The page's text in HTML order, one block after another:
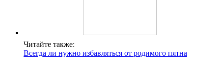
Читайте также:
Всегда ли нужно избавляться от родимого пятна